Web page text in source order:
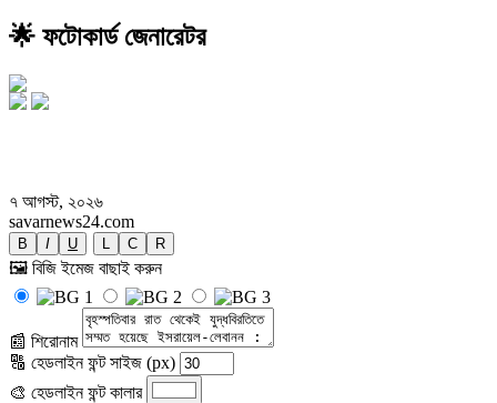
🌟 ফটোকার্ড জেনারেটর
৭ আগস্ট, ২০২৬
savarnews24.com
B I U C R
🖼️ বিজি ইমেজ বাছাই করুন
📰 শিরোনাম
🔠 হেডলাইন ফন্ট সাইজ (px)
🎨 হেডলাইন ফন্ট কালার